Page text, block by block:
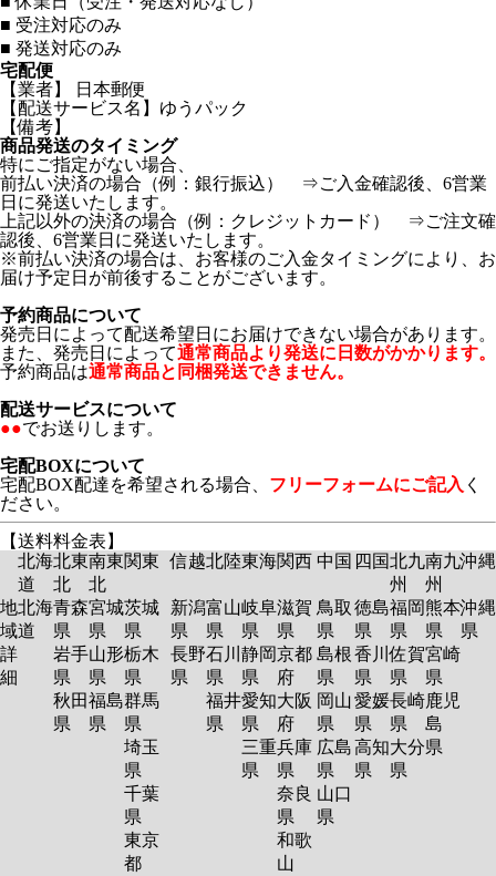
■ 受注対応のみ
■ 発送対応のみ
宅配便
【業者】 日本郵便
【配送サービス名】ゆうパック
【備考】
商品発送のタイミング
特にご指定がない場合、
前払い決済の場合（例：銀行振込） ⇒ご入金確認後、6営業
日に発送いたします。
上記以外の決済の場合（例：クレジットカード） ⇒ご注文確
認後、6営業日に発送いたします。
※前払い決済の場合は、お客様のご入金タイミングにより、お
届け予定日が前後することがございます。
予約商品について
発売日によって配送希望日にお届けできない場合があります。
また、発売日によって通常商品より発送に日数がかかります。
予約商品は通常商品と同梱発送できません。
配送サービスについて
●●でお送りします。
宅配BOXについて
宅配BOX配達を希望される場合、 フリーフォームにご記入 く
ださい。
【送料料金表】
北海
道
北東
北
南東
北
関東 信越北陸東海関西 中国 四国北九
州
南九
州
沖縄
地
域
詳
細
北海
道
青森
県
岩手
県
秋田
県
宮城
県
山形
県
福島
県
茨城
県
栃木
県
群馬
県
埼玉
県
千葉
県
東京
都
新潟
県
長野
県
富山
県
石川
県
福井
県
岐阜
県
静岡
県
愛知
県
三重
県
滋賀
県
京都
府
大阪
府
兵庫
県
奈良
県
和歌
山
鳥取
県
島根
県
岡山
県
広島
県
山口
県
徳島
県
香川
県
愛媛
県
高知
県
福岡
県
佐賀
県
長崎
県
大分
県
熊本
県
宮崎
県
鹿児
島
県
沖縄
県